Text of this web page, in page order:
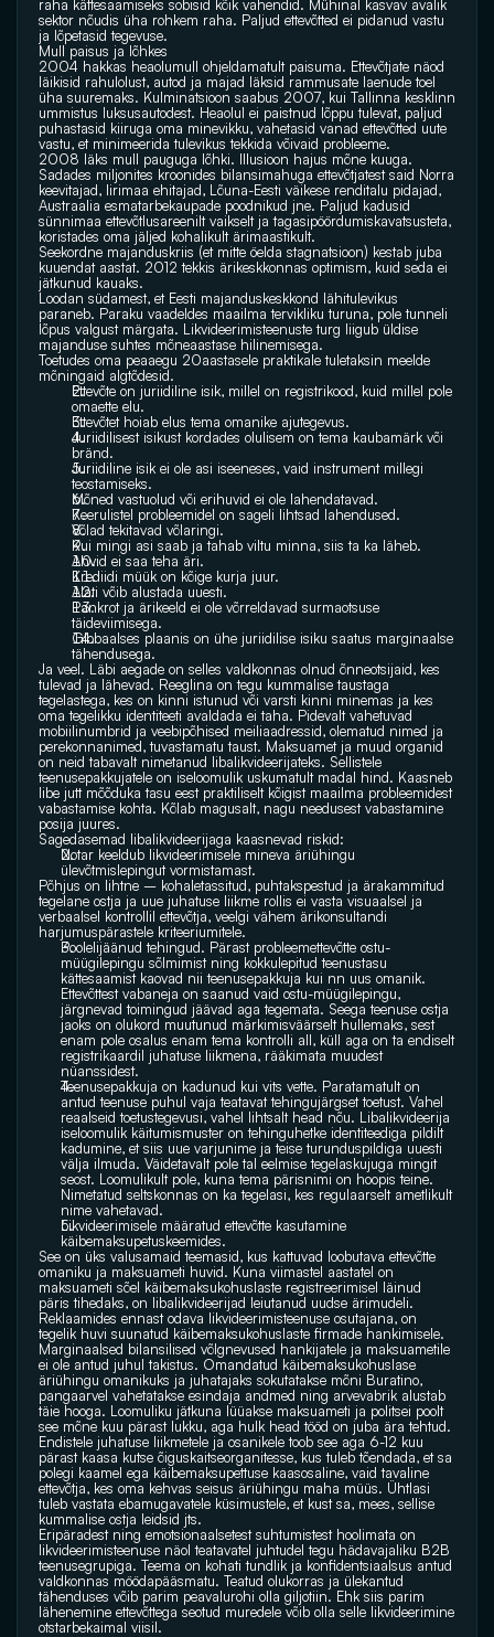
raha kättesaamiseks sobisid kõik vahendid. Mühinal kasvav avalik
sektor nõudis üha rohkem raha. Paljud ettevõtted ei pidanud vastu
ja lõpetasid tegevuse.
Mull paisus ja lõhkes
2004 hakkas heaolumull ohjeldamatult paisuma. Ettevõtjate näod
läikisid rahulolust, autod ja majad läksid rammusate laenude toel
üha suuremaks. Kulminatsioon saabus 2007, kui Tallinna kesklinn
ummistus luksusautodest. Heaolul ei paistnud lõppu tulevat, paljud
puhastasid kiiruga oma minevikku, vahetasid vanad ettevõtted uute
vastu, et minimeerida tulevikus tekkida võivaid probleeme.
2008 läks mull pauguga lõhki. Illusioon hajus mõne kuuga.
Sadades miljonites kroonides bilansimahuga ettevõtjatest said Norra
keevitajad, Iirimaa ehitajad, Lõuna-Eesti väikese renditalu pidajad,
Austraalia esmatarbekaupade poodnikud jne. Paljud kadusid
sünnimaa ettevõtlusareenilt vaikselt ja tagasipöördumiskavatsusteta,
koristades oma jäljed kohalikult ärimaastikult.
Seekordne majanduskriis (et mitte öelda stagnatsioon) kestab juba
kuuendat aastat. 2012 tekkis ärikeskkonnas optimism, kuid seda ei
jätkunud kauaks.
Loodan südamest, et Eesti majanduskeskkond lähitulevikus
paraneb. Paraku vaadeldes maailma tervikliku turuna, pole tunneli
lõpus valgust märgata. Likvideerimisteenuste turg liigub üldise
majanduse suhtes mõneaastase hilinemisega.
Toetudes oma peaaegu 20aastasele praktikale tuletaksin meelde
mõningaid algtõdesid.
Ettevõte on juriidiline isik, millel on registrikood, kuid millel pole
omaette elu.
Ettevõtet hoiab elus tema omanike ajutegevus.
Juriidilisest isikust kordades olulisem on tema kaubamärk või
bränd.
Juriidiline isik ei ole asi iseeneses, vaid instrument millegi
teostamiseks.
Mõned vastuolud või erihuvid ei ole lahendatavad.
Keerulistel probleemidel on sageli lihtsad lahendused.
Võlad tekitavad võlaringi.
Kui mingi asi saab ja tahab viltu minna, siis ta ka läheb.
Ahvid ei saa teha äri.
Krediidi müük on kõige kurja juur.
Alati võib alustada uuesti.
Pankrot ja ärikeeld ei ole võrreldavad surmaotsuse
täideviimisega.
Globaalses plaanis on ühe juriidilise isiku saatus marginaalse
tähendusega.
Ja veel. Läbi aegade on selles valdkonnas olnud õnneotsijaid, kes
tulevad ja lähevad. Reeglina on tegu kummalise taustaga
tegelastega, kes on kinni istunud või varsti kinni minemas ja kes
oma tegelikku identiteeti avaldada ei taha. Pidevalt vahetuvad
mobiilinumbrid ja veebipõhised meiliaadressid, olematud nimed ja
perekonnanimed, tuvastamatu taust. Maksuamet ja muud organid
on neid tabavalt nimetanud libalikvideerijateks. Sellistele
teenusepakkujatele on iseloomulik uskumatult madal hind. Kaasneb
libe jutt mõõduka tasu eest praktiliselt kõigist maailma probleemidest
vabastamise kohta. Kõlab magusalt, nagu needusest vabastamine
posija juures.
Sagedasemad libalikvideerijaga kaasnevad riskid:
Notar keeldub likvideerimisele mineva äriühingu
ülevõtmislepingut vormistamast.
Põhjus on lihtne – kohaletassitud, puhtakspestud ja ärakammitud
tegelane ostja ja uue juhatuse liikme rollis ei vasta visuaalsel ja
verbaalsel kontrollil ettevõtja, veelgi vähem ärikonsultandi
harjumuspärastele kriteeriumitele.
Poolelijäänud tehingud. Pärast probleemettevõtte ostu-
müügilepingu sõlmimist ning kokkulepitud teenustasu
kättesaamist kaovad nii teenusepakkuja kui nn uus omanik.
Ettevõttest vabaneja on saanud vaid ostu-müügilepingu,
järgnevad toimingud jäävad aga tegemata. Seega teenuse ostja
jaoks on olukord muutunud märkimisväärselt hullemaks, sest
enam pole osalus enam tema kontrolli all, küll aga on ta endiselt
registrikaardil juhatuse liikmena, rääkimata muudest
nüanssidest.
Teenusepakkuja on kadunud kui vits vette. Paratamatult on
antud teenuse puhul vaja teatavat tehingujärgset toetust. Vahel
reaalseid toetustegevusi, vahel lihtsalt head nõu. Libalikvideerija
iseloomulik käitumismuster on tehinguhetke identiteediga pildilt
kadumine, et siis uue varjunime ja teise turunduspildiga uuesti
välja ilmuda. Väidetavalt pole tal eelmise tegelaskujuga mingit
seost. Loomulikult pole, kuna tema pärisnimi on hoopis teine.
Nimetatud seltskonnas on ka tegelasi, kes regulaarselt ametlikult
nime vahetavad.
Likvideerimisele määratud ettevõtte kasutamine
käibemaksupetuskeemides.
See on üks valusamaid teemasid, kus kattuvad loobutava ettevõtte
omaniku ja maksuameti huvid. Kuna viimastel aastatel on
maksuameti sõel käibemaksukohuslaste registreerimisel läinud
päris tihedaks, on libalikvideerijad leiutanud uudse ärimudeli.
Reklaamides ennast odava likvideerimisteenuse osutajana, on
tegelik huvi suunatud käibemaksukohuslaste firmade hankimisele.
Marginaalsed bilansilised võlgnevused hankijatele ja maksuametile
ei ole antud juhul takistus. Omandatud käibemaksukohuslase
äriühingu omanikuks ja juhatajaks sokutatakse mõni Buratino,
pangaarvel vahetatakse esindaja andmed ning arvevabrik alustab
täie hooga. Loomuliku jätkuna lüüakse maksuameti ja politsei poolt
see mõne kuu pärast lukku, aga hulk head tööd on juba ära tehtud.
Endistele juhatuse liikmetele ja osanikele toob see aga 6-12 kuu
pärast kaasa kutse õiguskaitseorganitesse, kus tuleb tõendada, et sa
polegi kaamel ega käibemaksupettuse kaasosaline, vaid tavaline
ettevõtja, kes oma kehvas seisus äriühingu maha müüs. Ühtlasi
tuleb vastata ebamugavatele küsimustele, et kust sa, mees, sellise
kummalise ostja leidsid jts.
Eripäradest ning emotsionaalsetest suhtumistest hoolimata on
likvideerimisteenuse näol teatavatel juhtudel tegu hädavajaliku B2B
teenusegrupiga. Teema on kohati tundlik ja konfidentsiaalsus antud
valdkonnas möödapääsmatu. Teatud olukorras ja ülekantud
tähenduses võib parim peavalurohi olla giljotiin. Ehk siis parim
lähenemine ettevõttega seotud muredele võib olla selle likvideerimine
otstarbekaimal viisil.